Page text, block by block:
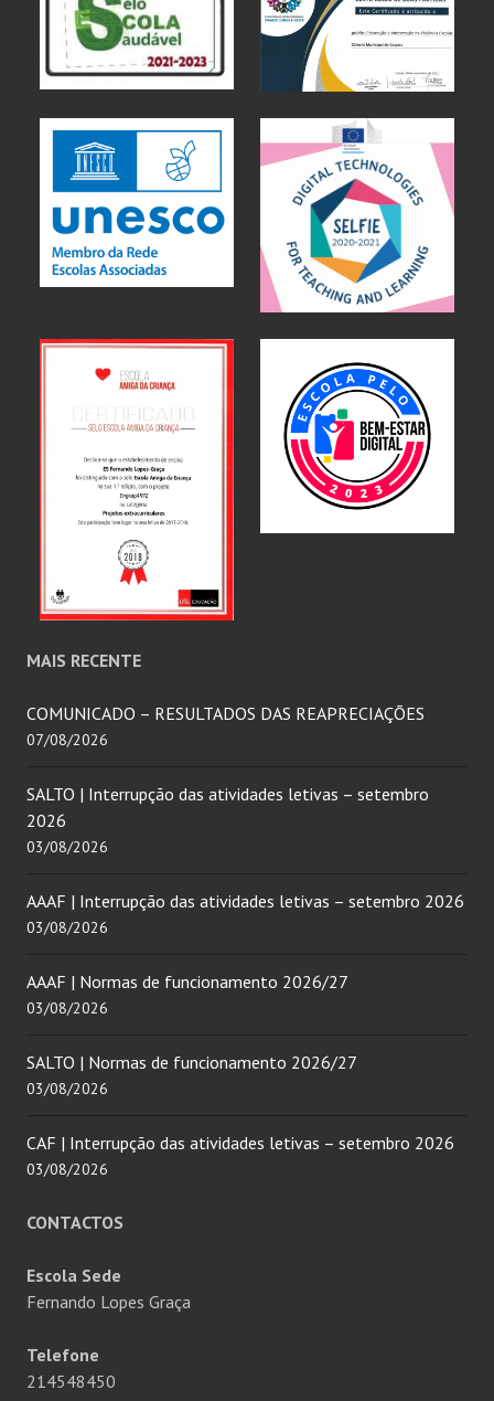
MAIS RECENTE
COMUNICADO – RESULTADOS DAS REAPRECIAÇÕES
07/08/2026
SALTO | Interrupção das atividades letivas – setembro
2026
03/08/2026
AAAF | Interrupção das atividades letivas – setembro 2026
03/08/2026
AAAF | Normas de funcionamento 2026/27
03/08/2026
SALTO | Normas de funcionamento 2026/27
03/08/2026
CAF | Interrupção das atividades letivas – setembro 2026
03/08/2026
CONTACTOS
Escola Sede
Fernando Lopes Graça
Telefone
214548450